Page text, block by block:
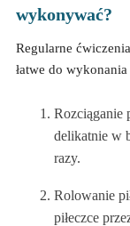
wykonywać?
Regularne
łatwe do
Rozciąganie
delikatnie w
razy.
Rolowanie
piłeczce